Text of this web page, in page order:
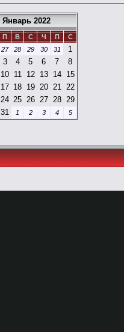
Январь 2022
П В С Ч П
С
27 28 29 30 31 1
3 4 5 6 7 8
10 11 12 13 14 15
17 18 19 20 21 22
24 25 26 27 28 29
31 1 2 3 4 5